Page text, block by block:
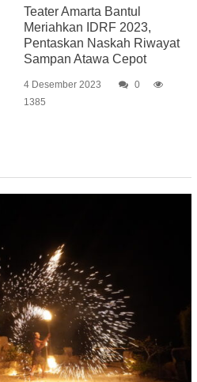
Teater Amarta Bantul
Meriahkan IDRF 2023,
Pentaskan Naskah Riwayat
Sampan Atawa Cepot
4 Desember 2023
0
1385